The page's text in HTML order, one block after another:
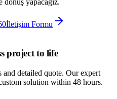
dönüş yapacağız.
İletişim Formu
project to life
detailed quote. Our expert
solution within 48 hours.